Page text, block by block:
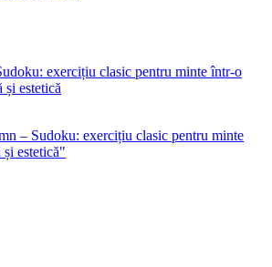
exercițiu clasic pentru minte într-o
și estetică
– Sudoku: exercițiu clasic pentru minte
estetică"